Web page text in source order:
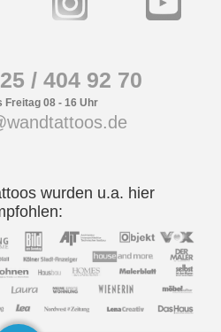
/ 404 92 70
Freitag 08 - 16 Uhr
wurden u.a. hier